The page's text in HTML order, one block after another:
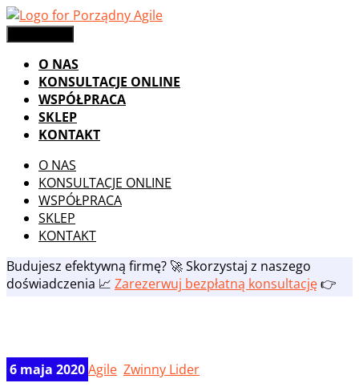
Skip
to
O NAS
KONSULTACJE ONLINE
WSPÓŁPRACA
SKLEP
KONTAKT
O NAS
KONSULTACJE ONLINE
WSPÓŁPRACA
SKLEP
KONTAKT
Budujesz efektywną firmę? 🚀 Skorzystaj z naszego
doświadczenia 📈 Zarezerwuj bezpłatną konsultację👉
6 maja 2020Agile Zwinny Lider